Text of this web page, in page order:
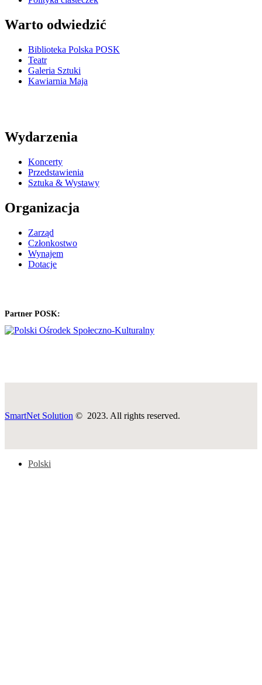
Warto odwiedzić
Biblioteka Polska POSK
Teatr
Galeria Sztuki
Kawiarnia Maja
Wydarzenia
Koncerty
Przedstawienia
Sztuka & Wystawy
Organizacja
Zarząd
Członkostwo
Wynajem
Dotacje
Partner POSK:
SmartNet Solution © 2023. All rights reserved.
Polski